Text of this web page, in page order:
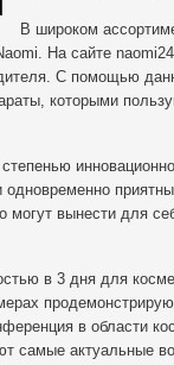
В широком
На сайте
С помощью
которыми
могут вынести для
в 3 дня для
в области
самые актуальные